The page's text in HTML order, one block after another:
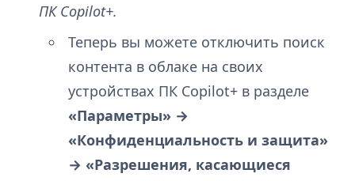
ПК Copilot+.
Теперь вы можете отключить поиск
контента в облаке на своих
устройствах ПК Copilot+ в разделе
«Параметры» →
«Конфиденциальность и защита»
→ «Разрешения, касающиеся